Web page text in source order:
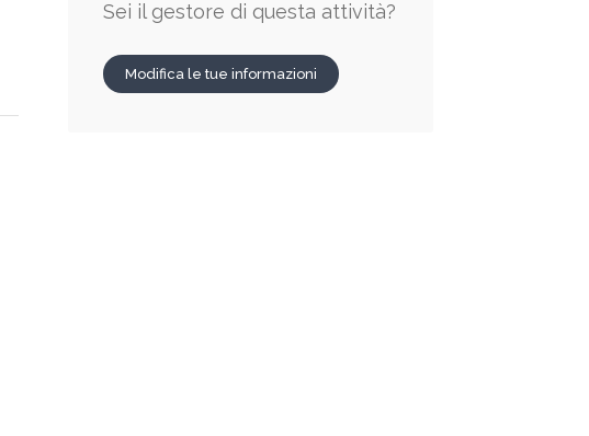
Sei il gestore di questa attività?
Modifica le tue informazioni